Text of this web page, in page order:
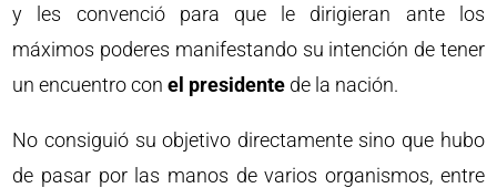
y les convenció para que le dirigieran ante los
máximos poderes manifestando su intención de tener
un encuentro conel presidente de la nación.
No consiguió su objetivo directamente sino que hubo
de pasar por las manos de varios organismos, entre